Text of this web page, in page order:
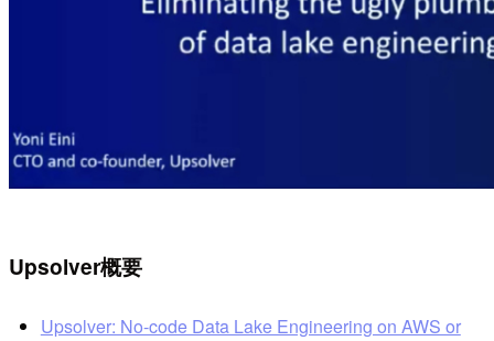
Upsolver概要
Upsolver: No-code Data Lake Engineering on AWS or